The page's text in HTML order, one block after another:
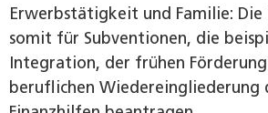
Erwerbstätigkeit und Familie: Die
somit für Subventionen, die
Integration, der frühen
beruflichen Wiedereingliederung